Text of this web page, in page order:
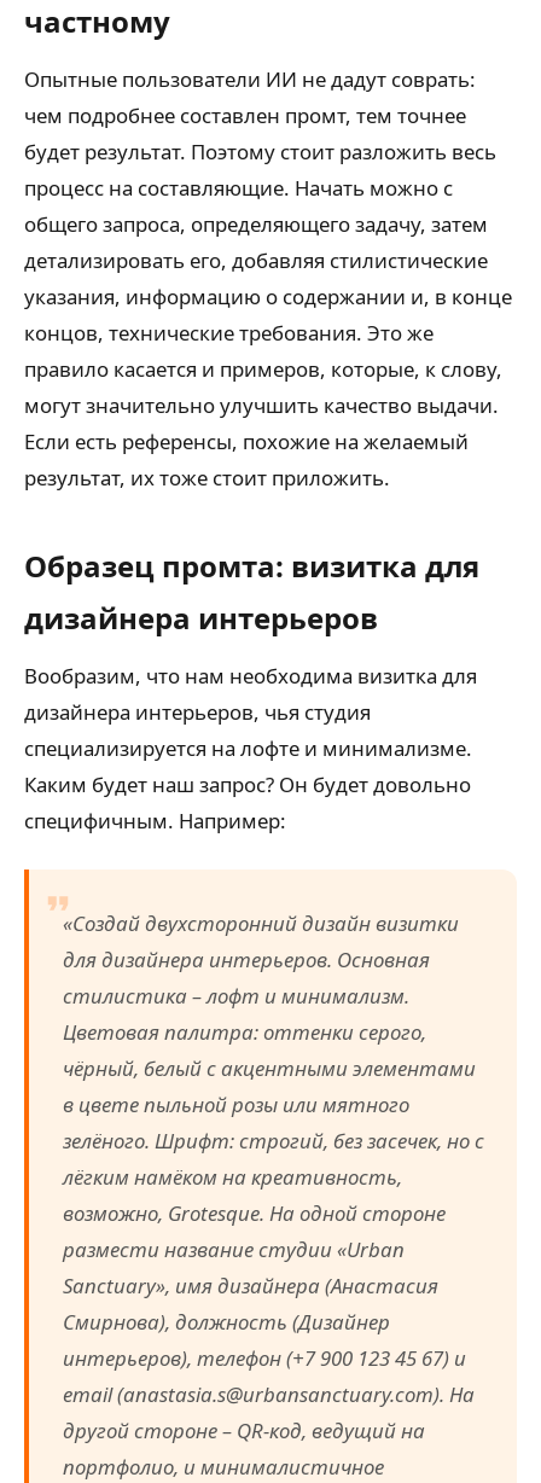
частному
Опытные пользователи ИИ не дадут соврать:
чем подробнее составлен промт, тем точнее
будет результат. Поэтому стоит разложить весь
процесс на составляющие. Начать можно с
общего запроса, определяющего задачу, затем
детализировать его, добавляя стилистические
указания, информацию о содержании и, в конце
концов, технические требования. Это же
правило касается и примеров, которые, к слову,
могут значительно улучшить качество выдачи.
Если есть референсы, похожие на желаемый
результат, их тоже стоит приложить.
Образец промта: визитка для
дизайнера интерьеров
Вообразим, что нам необходима визитка для
дизайнера интерьеров, чья студия
специализируется на лофте и минимализме.
Каким будет наш запрос? Он будет довольно
специфичным. Например:
«Создай двухсторонний дизайн визитки
для дизайнера интерьеров. Основная
стилистика – лофт и минимализм.
Цветовая палитра: оттенки серого,
чёрный, белый с акцентными элементами
в цвете пыльной розы или мятного
зелёного. Шрифт: строгий, без засечек, но с
лёгким намёком на креативность,
возможно, Grotesque. На одной стороне
размести название студии «Urban
Sanctuary», имя дизайнера (Анастасия
Смирнова), должность (Дизайнер
интерьеров), телефон (+7 900 123 45 67) и
email (anastasia.s@urbansanctuary.com). На
другой стороне – QR-код, ведущий на
портфолио, и минималистичное